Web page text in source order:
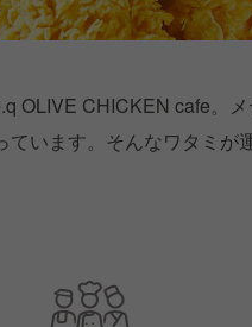
OLIVE CHICKEN cafe。
います。そんなワタミが